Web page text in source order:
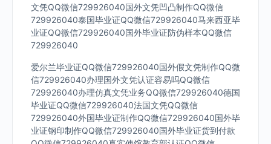
文凭QQ微信729926040国外文凭凹凸制作QQ微信
729926040泰国毕业证QQ微信729926040马来西亚毕
业证QQ微信729926040国外毕业证防伪样本QQ微信
729926040
爱尔兰毕业证QQ微信729926040国外假文凭制作QQ微
信729926040办理国外文凭认证容易吗QQ微信
729926040办理仿真文凭业务QQ微信729926040德国
毕业证QQ微信729926040法国文凭QQ微信
729926040外国毕业证制作QQ微信729926040国外毕
业证钢印制作QQ微信729926040国外毕业证货到付款